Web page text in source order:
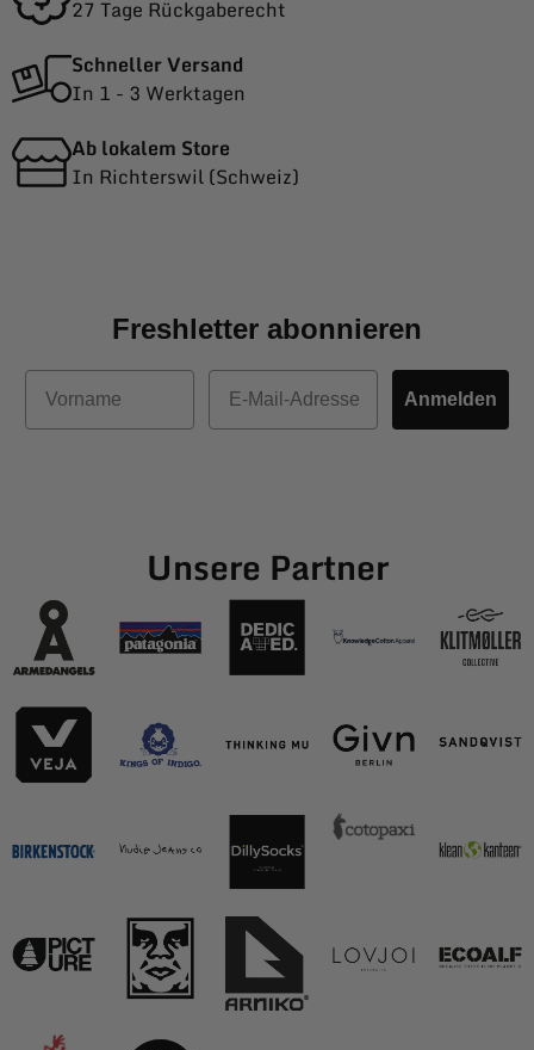
27 Tage Rückgaberecht
Schneller Versand
In 1 - 3 Werktagen
Ab lokalem Store
In Richterswil (Schweiz)
Freshletter abonnieren
Vorname
E-Mail
Anmelden
Unsere Partner